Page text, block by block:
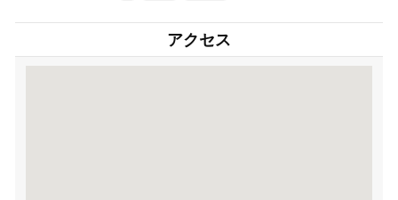
アクセス